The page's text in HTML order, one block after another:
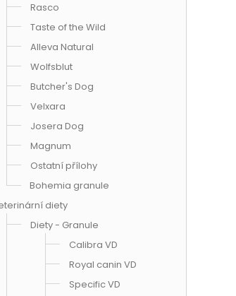
Rasco
Taste of the Wild
Alleva Natural
Wolfsblut
Butcher's Dog
Velxara
Josera Dog
Magnum
Ostatní přílohy
Bohemia granule
diety
Diety - Granule
Calibra VD
Royal canin VD
Specific VD